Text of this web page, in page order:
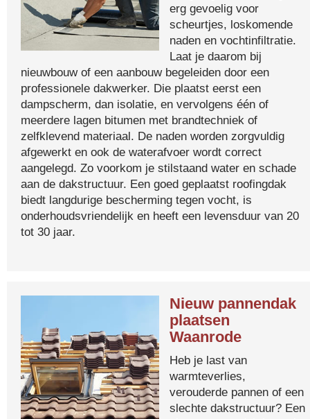
erg gevoelig voor
scheurtjes, loskomende
naden en vochtinfiltratie.
Laat je daarom bij
nieuwbouw of een aanbouw begeleiden door een
professionele dakwerker. Die plaatst eerst een
dampscherm, dan isolatie, en vervolgens één of
meerdere lagen bitumen met brandtechniek of
zelfklevend materiaal. De naden worden zorgvuldig
afgewerkt en ook de waterafvoer wordt correct
aangelegd. Zo voorkom je stilstaand water en schade
aan de dakstructuur. Een goed geplaatst roofingdak
biedt langdurige bescherming tegen vocht, is
onderhoudsvriendelijk en heeft een levensduur van 20
tot 30 jaar.
Nieuw pannendak
plaatsen
Waanrode
Heb je last van
warmteverlies,
verouderde pannen of een
slechte dakstructuur? Een